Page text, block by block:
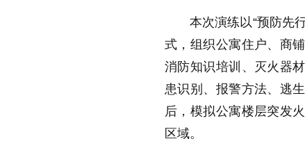
本次演练以“预防先
式，组织公寓住户、商
消防知识培训、灭火器
患识别、报警方法、逃
后，模拟公寓楼层突发
区域。